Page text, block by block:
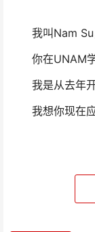
我叫Nam Su
你在UNAM学
我是从去年开
我想你现在应